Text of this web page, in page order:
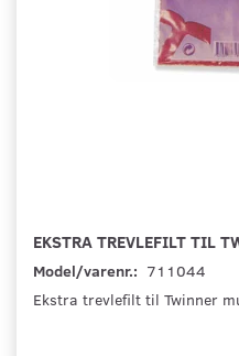
EKSTRA TREVLEFILT TIL
Model/varenr.: 711044
Ekstra trevlefilt til Twinner